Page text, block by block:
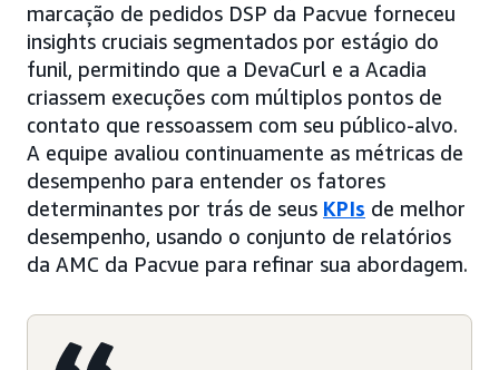
marcação de pedidos DSP da Pacvue forneceu
insights cruciais segmentados por estágio do
funil, permitindo que a DevaCurl e a Acadia
criassem execuções com múltiplos pontos de
contato que ressoassem com seu público-alvo.
A equipe avaliou continuamente as métricas de
desempenho para entender os fatores
determinantes por trás de seus KPIs de melhor
desempenho, usando o conjunto de relatórios
da AMC da Pacvue para refinar sua abordagem.